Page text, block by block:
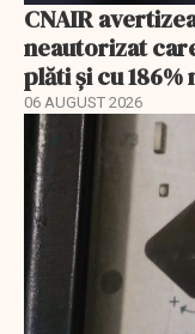
CNAIR
neautorizat
plăti și cu 186%
06 AUGUST 2026